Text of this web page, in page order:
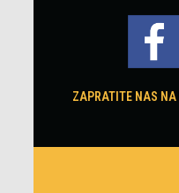
ZAPRATITE NAS NA